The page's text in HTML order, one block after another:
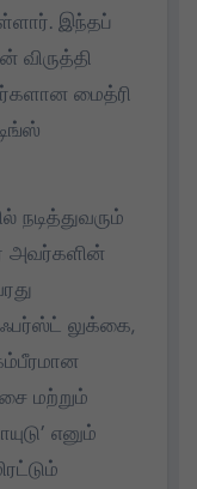
இந்தப்
விருத்தி
மைத்ரி
நடித்துவரும்
அவர்களின்
லுக்கை,
மற்றும்
எனும்